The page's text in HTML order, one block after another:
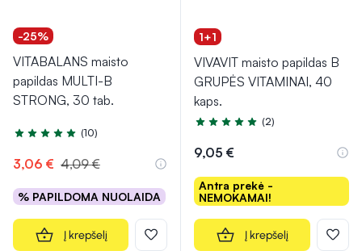
-25%
VITABALANS maisto
papildas MULTI-B
STRONG, 30 tab.
Įvertinimas 4.8 iš 5
(10)
3,06 € 4,09 €
% PAPILDOMA NUOLAIDA
Į krepšelį
1+1
VIVAVIT maisto papildas B
GRUPĖS VITAMINAI, 40
kaps.
Įvertinimas 5.0 iš 5
(2)
9,05 €
Antra prekė -
NEMOKAMAI!
Į krepšelį